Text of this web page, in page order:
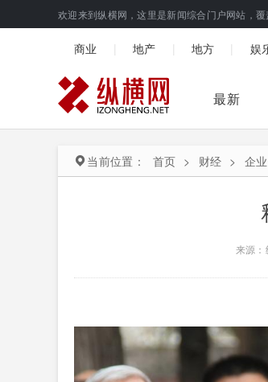
欢迎来到纵横网，这里是新闻综合门户网站，
商业 地产 地方 娱
最新
当前位置： 首页 > 财经 > 企业
来源：